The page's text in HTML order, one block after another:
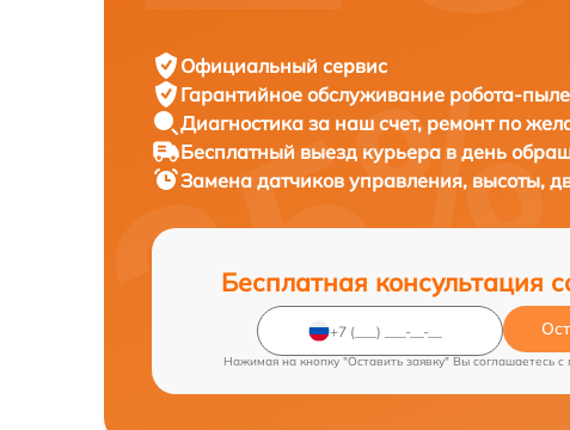
Официальный сервис
Гарантийное обслуживание робота-
Диагностика за наш счет, ремонт по
Бесплатный выезд курьера в день
Замена датчиков управления, высоты,
Бесплатная консультация
Нажимая на кнопку "Оставить заявку" Вы соглашаетесь c